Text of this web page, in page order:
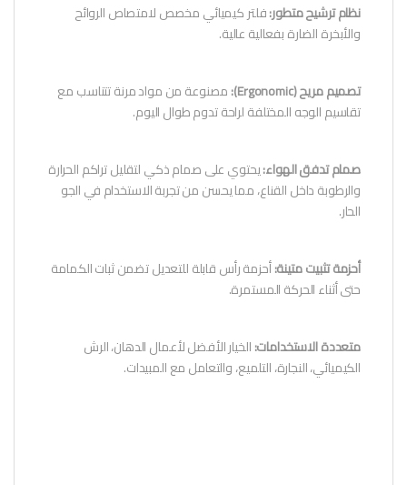
نظام ترشيح متطور:فلتر كيميائي مخصص لامتصاص الروائح
والأبخرة الضارة بفعالية عالية.
تصميم مريح (Ergonomic):
مصنوعة من مواد مرنة تتناسب مع
تقاسيم الوجه المختلفة لراحة تدوم طوال اليوم.
صمام تدفق الهواء:يحتوي على صمام ذكي لتقليل تراكم الحرارة
والرطوبة داخل القناع، مما يحسن من تجربة الاستخدام في الجو
الحار.
أحزمة تثبيت متينة:أحزمة رأس قابلة للتعديل تضمن ثبات الكمامة
حتى أثناء الحركة المستمرة.
متعددة الاستخدامات:الخيار الأفضل لأعمال الدهان، الرش
الكيميائي، النجارة، التلميع، والتعامل مع المبيدات.